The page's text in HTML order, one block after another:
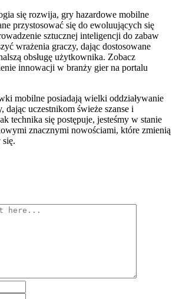
się rozwija, gry hazardowe mobilne
przystosować się do ewoluujących się
sztucznej inteligencji do zabaw
wrażenia graczy, dając dostosowane
obsługę użytkownika. Zobacz
innowacji w branży gier na portalu
mobilne posiadają wielki oddziaływanie
dając uczestnikom świeże szanse i
technika się postępuje, jesteśmy w stanie
znacznymi nowościami, które zmienią